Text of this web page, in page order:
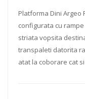
Platforma Dini Argeo
configurata cu
striata vopsita
transpaleti datorita
atat la coborare cat